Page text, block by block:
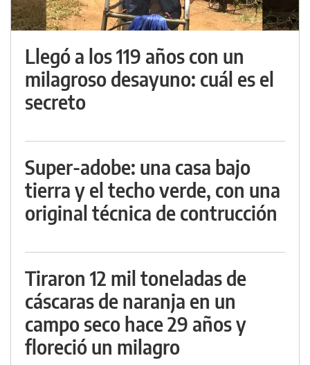
Llegó a los 119 años con un
milagroso desayuno: cuál es el
secreto
Super-adobe: una casa bajo
tierra y el techo verde, con una
original técnica de contrucción
Tiraron 12 mil toneladas de
cáscaras de naranja en un
campo seco hace 29 años y
floreció un milagro